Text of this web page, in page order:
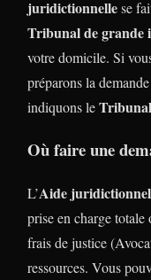
juridictionnellese
Tribunal de grande
votre domicile. Si
préparons la demande
indiquons le
Où faire une
L’Aide
prise en charge totale
frais de justice
ressources. Vous